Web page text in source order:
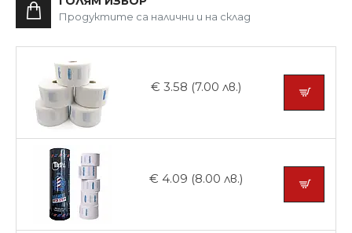
Продуктите са налични и на склад
€ 3.58 (7.00 лв.)
€ 4.09 (8.00 лв.)